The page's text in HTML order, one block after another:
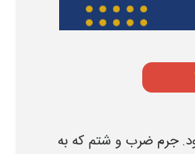
جرم ضرب و شتم که به